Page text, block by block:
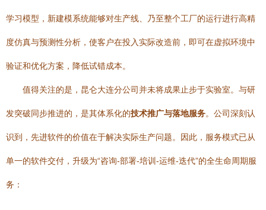
学习模型，新建模系统能够对生产线、乃至整个工厂的运行进行高精
度仿真与预测性分析，使客户在投入实际改造前，即可在虚拟环境中
验证和优化方案，降低试错成本。
值得关注的是，昆仑大连分公司并未将成果止步于实验室。与研
发突破同步推进的，是其体系化的技术推广与落地服务。公司深刻认
识到，先进软件的价值在于解决实际生产问题。因此，服务模式已从
单一的软件交付，升级为“咨询-部署-培训-运维-迭代”的全生命周期服
务：